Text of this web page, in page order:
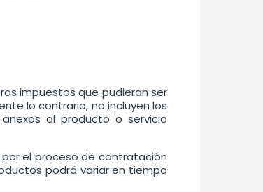
impuestos que pudieran ser
lo contrario, no incluyen los
al producto o servicio
el proceso de contratación
podrá variar en tiempo